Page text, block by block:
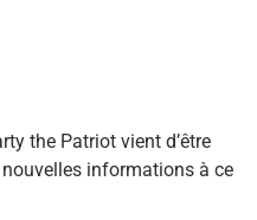
the Patriot vient d’être
informations à ce